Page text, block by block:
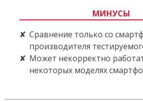
МИНУСЫ
Сравнение только со
производителя
Может некорректно
некоторых моделях